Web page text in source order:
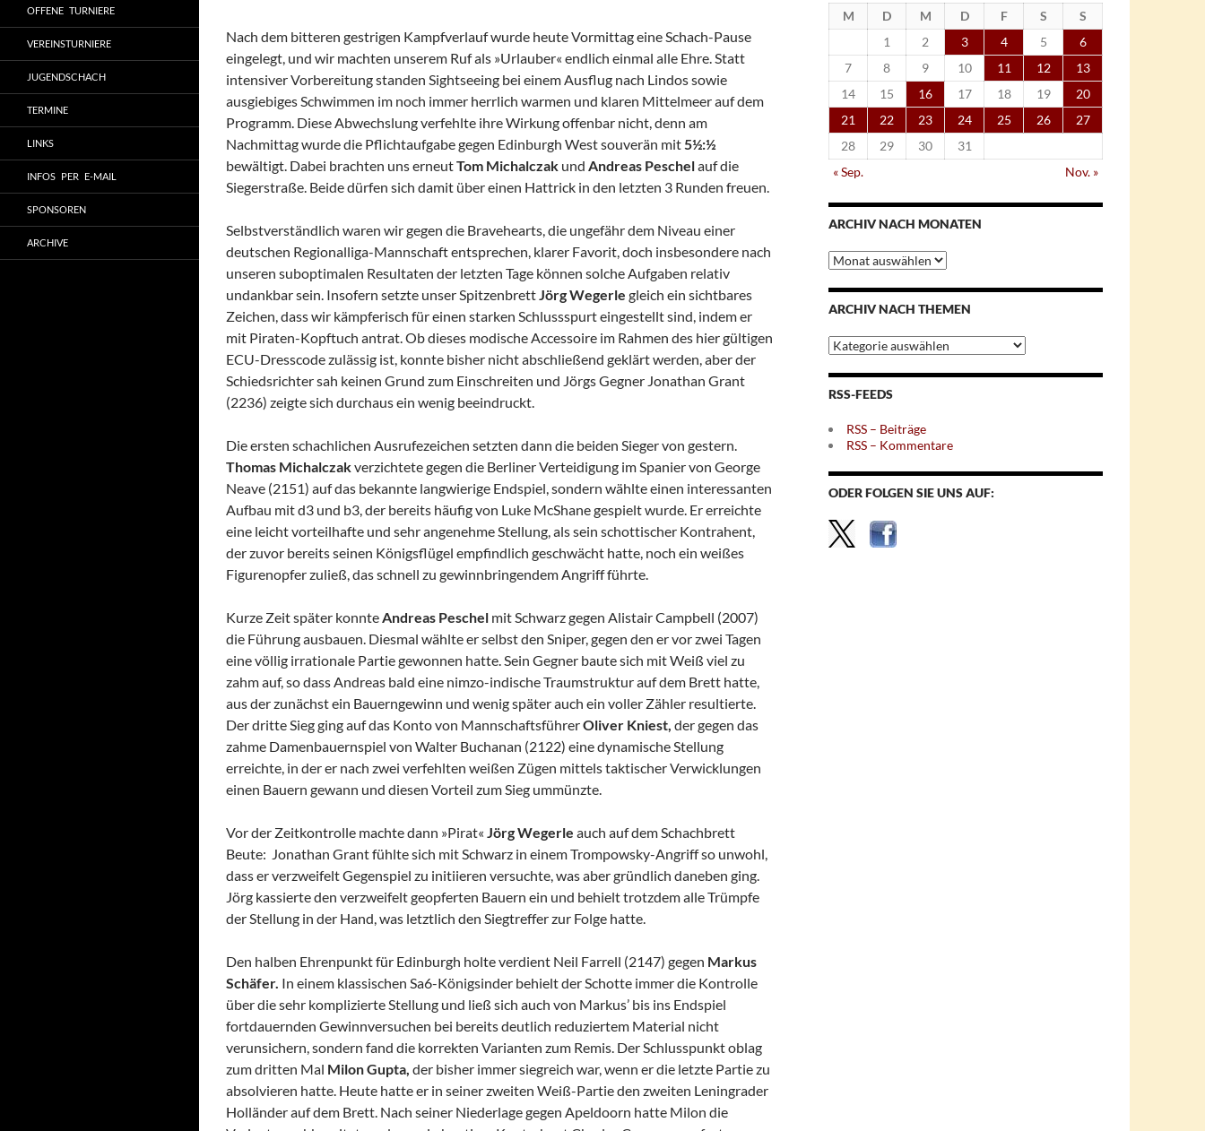
Nach dem bitteren gestrigen Kampfverlauf wurde heute Vormittag eine Schach-Pause
eingelegt, und wir machten unserem Ruf als »Urlauber« endlich einmal alle Ehre. Statt
intensiver Vorbereitung standen Sightseeing bei einem Ausflug nach Lindos sowie
ausgiebiges Schwimmen im noch immer herrlich warmen und klaren Mittelmeer auf dem
Programm. Diese Abwechslung verfehlte ihre Wirkung offenbar nicht, denn am
Nachmittag wurde die Pflichtaufgabe gegen Edinburgh West souverän mit5½:½
bewältigt. Dabei brachten uns erneutTom Michalczak und Andreas Peschelauf die
Siegerstraße. Beide dürfen sich damit über einen Hattrick in den letzten 3 Runden freuen.
Selbstverständlich waren wir gegen die Bravehearts, die ungefähr dem Niveau einer
deutschen Regionalliga-Mannschaft entsprechen, klarer Favorit, doch insbesondere nach
unseren suboptimalen Resultaten der letzten Tage können solche Aufgaben relativ
undankbar sein. Insofern setzte unser SpitzenbrettJörg Wegerle gleich ein sichtbares
Zeichen, dass wir kämpferisch für einen starken Schlussspurt eingestellt sind, indem er
mit Piraten-Kopftuch antrat. Ob dieses modische Accessoire im Rahmen des hier gültigen
ECU-Dresscode zulässig ist, konnte bisher nicht abschließend geklärt werden, aber der
Schiedsrichter sah keinen Grund zum Einschreiten und Jörgs Gegner Jonathan Grant
(2236) zeigte sich durchaus ein wenig beeindruckt.
Die ersten schachlichen Ausrufezeichen setzten dann die beiden Sieger von gestern.
Thomas Michalczakverzichtete gegen die Berliner Verteidigung im Spanier von George
Neave (2151) auf das bekannte langwierige Endspiel, sondern wählte einen interessanten
Aufbau mit d3 und b3, der bereits häufig von Luke McShane gespielt wurde. Er erreichte
eine leicht vorteilhafte und sehr angenehme Stellung, als sein schottischer Kontrahent,
der zuvor bereits seinen Königsflügel empfindlich geschwächt hatte, noch ein weißes
Figurenopfer zuließ, das schnell zu gewinnbringendem Angriff führte.
Kurze Zeit später konnteAndreas Peschel mit Schwarz gegen Alistair Campbell (2007)
die Führung ausbauen. Diesmal wählte er selbst den Sniper, gegen den er vor zwei Tagen
eine völlig irrationale Partie gewonnen hatte. Sein Gegner baute sich mit Weiß viel zu
zahm auf, so dass Andreas bald eine nimzo-indische Traumstruktur auf dem Brett hatte,
aus der zunächst ein Bauerngewinn und wenig später auch ein voller Zähler resultierte.
Der dritte Sieg ging auf das Konto von MannschaftsführerOliver Kniest, der gegen das
zahme Damenbauernspiel von Walter Buchanan (2122) eine dynamische Stellung
erreichte, in der er nach zwei verfehlten weißen Zügen mittels taktischer Verwicklungen
einen Bauern gewann und diesen Vorteil zum Sieg ummünzte.
Vor der Zeitkontrolle machte dann »Pirat« Jörg Wegerle auch auf dem Schachbrett
Beute: Jonathan Grant fühlte sich mit Schwarz in einem Trompowsky-Angriff so unwohl,
dass er verzweifelt Gegenspiel zu initiieren versuchte, was aber gründlich daneben ging.
Jörg kassierte den verzweifelt geopferten Bauern ein und behielt trotzdem alle Trümpfe
der Stellung in der Hand, was letztlich den Siegtreffer zur Folge hatte.
Den halben Ehrenpunkt für Edinburgh holte verdient Neil Farrell (2147) gegen Markus
Schäfer. In einem klassischen Sa6-Königsinder behielt der Schotte immer die Kontrolle
über die sehr komplizierte Stellung und ließ sich auch von Markus’ bis ins Endspiel
fortdauernden Gewinnversuchen bei bereits deutlich reduziertem Material nicht
verunsichern, sondern fand die korrekten Varianten zum Remis. Der Schlusspunkt oblag
zum dritten Mal Milon Gupta, der bisher immer siegreich war, wenn er die letzte Partie zu
absolvieren hatte. Heute hatte er in seiner zweiten Weiß-Partie den zweiten Leningrader
Holländer auf dem Brett. Nach seiner Niederlage gegen Apeldoorn hatte Milon die
M D M D F S
S
1
2 3 4 5
6
7
8 9 10 11 12
13
14
15 16 17 18 19
20
21
22 23 24 25 26
27
28
29 30
31
« Sep.
Nov. »
ARCHIV NACH MONATEN
Archiv
nach
Monaten
ARCHIV NACH THEMEN
Archiv
nach
Themen
RSS-FEEDS
RSS – Beiträge
RSS – Kommentare
ODER FOLGEN SIE UNS AUF:
OFFENE TURNIERE
VEREINSTURNIERE
JUGENDSCHACH
TERMINE
LINKS
INFOS PER E-MAIL
SPONSOREN
ARCHIVE